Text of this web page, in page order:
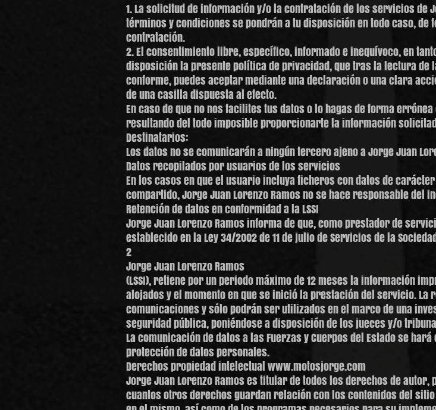
1. La solicitud de información y/o la contratación de los servicios de
términos y condiciones se pondrán a tu disposición en todo caso, de
contratación.
2. El consentimiento libre, específico, informado e inequívoco, en
disposición la presente política de privacidad, que tras la lectura de
conforme, puedes aceptar mediante una declaración o una clara
de una casilla dispuesta al efecto.
En caso de que no nos facilites tus datos o lo hagas de forma
resultando del todo imposible proporcionarte la información
Destinatarios:
Los datos no se comunicarán a ningún tercero ajeno a Jorge Juan
Datos recopilados por usuarios de los servicios
En los casos en que el usuario incluya ficheros con datos de
compartido, Jorge Juan Lorenzo Ramos no se hace responsable del
Retención de datos en conformidad a la LSSI
Jorge Juan Lorenzo Ramos informa de que, como prestador de
establecido en la Ley 34/2002 de 11 de julio de Servicios de la
2
Jorge Juan Lorenzo Ramos
(LSSI), retiene por un periodo máximo de 12 meses la información
alojados y el momento en que se inició la prestación del servicio.
comunicaciones y sólo podrán ser utilizados en el marco de una
seguridad pública, poniéndose a disposición de los jueces y/o
La comunicación de datos a las Fuerzas y Cuerpos del Estado se
protección de datos personales.
Derechos propiedad intelectual www.motosjorge.com
Jorge Juan Lorenzo Ramos es titular de todos los derechos de
cuantos otros derechos guardan relación con los contenidos del